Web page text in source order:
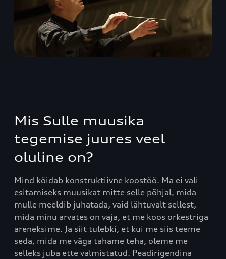
Mis Sulle muusika
tegemise juures veel
oluline on?
Mind köidab konstruktiivne koostöö. Ma ei vali
esitamiseks muusikat mitte selle põhjal, mida
mulle meeldib juhatada, vaid lähtuvalt sellest,
mida minu arvates on vaja, et me koos orkestriga
areneksime. Ja siit tulebki, et kui me siis teeme
seda, mida me väga tahame teha, oleme me
selleks juba ette valmistatud. Peadirigendina